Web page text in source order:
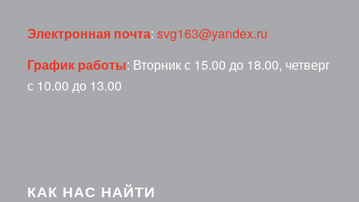
Электронная почта: svg163@yandex.ru
График работы: Вторник с 15.00 до 18.00, четверг
с 10.00 до 13.00
КАК НАС НАЙТИ